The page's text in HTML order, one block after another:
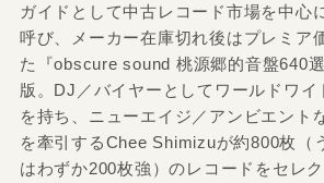
ガイドとして中古レコード市場を中心
呼び、メーカー在庫切れ後はプレミア
た『obscure sound 桃源郷的音盤640
版。DJ／バイヤーとしてワールドワイ
を持ち、ニューエイジ／アンビエント
を牽引するChee Shimizuが約800枚（
はわずか200枚強）のレコードをセレ